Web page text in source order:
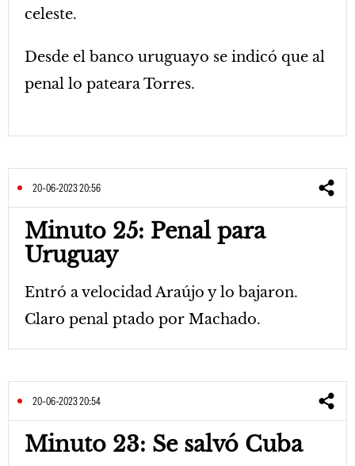
celeste.
Desde el banco uruguayo se indicó que al
penal lo pateara Torres.
20-06-2023 20:56
Minuto 25: Penal para
Uruguay
Entró a velocidad Araújo y lo bajaron.
Claro penal ptado por Machado.
20-06-2023 20:54
Minuto 23: Se salvó Cuba